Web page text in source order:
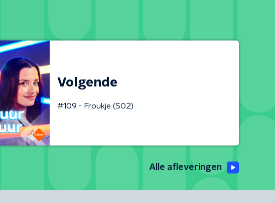
Volgende
#109 - Froukje (S02)
Alle afleveringen